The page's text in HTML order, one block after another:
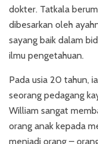
dokter. Tatkala
dibesarkan oleh
sayang baik dalam
ilmu pengetahuan.
Pada usia 20 tahun,
seorang pedagang
William sangat
orang anak kepada
menjadi orang –